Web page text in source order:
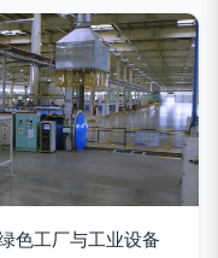
色工厂与工业设备